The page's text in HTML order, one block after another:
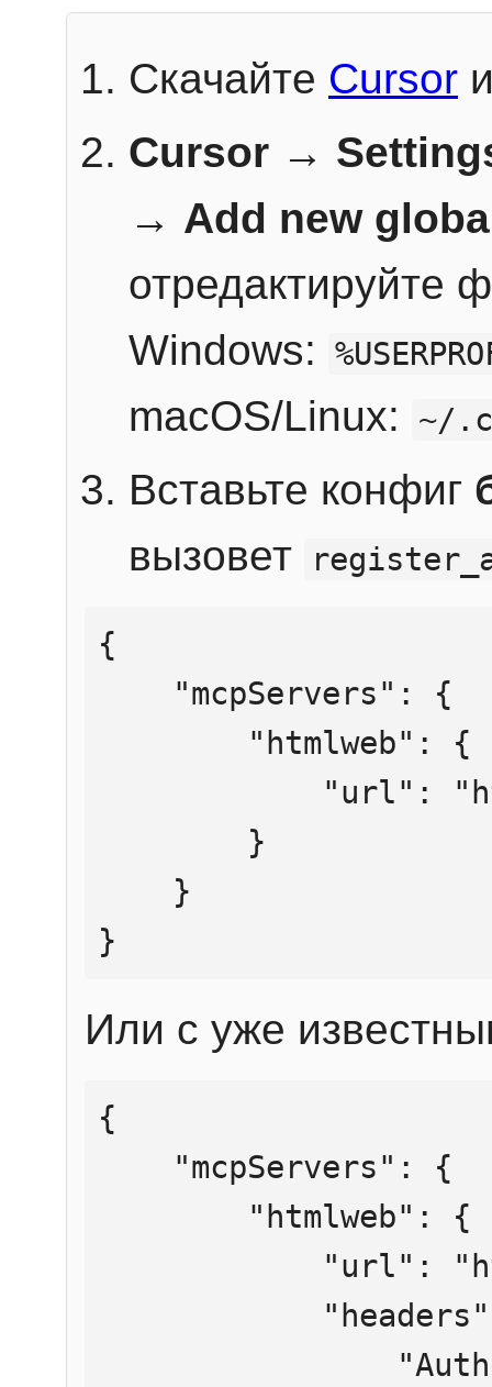
Скачайте Cursor
Cursor →
→ Add new
отредактируйте
Windows:
macOS/Linux: ~/
Вставьте конфиг
вызовет
{
}
Или с уже
{